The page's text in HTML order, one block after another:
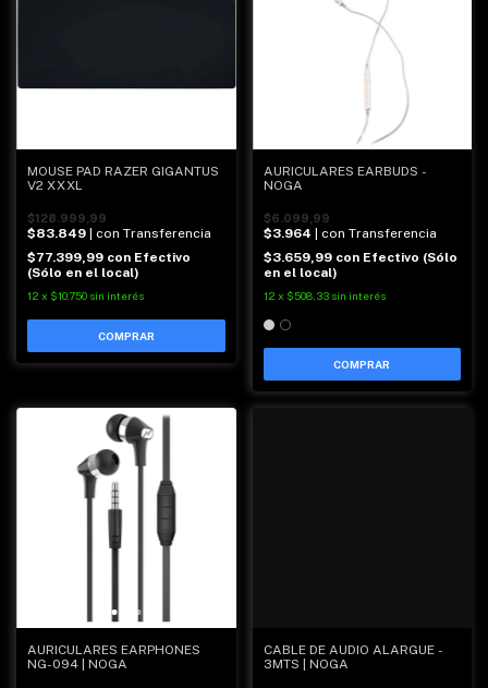
MOUSE PAD RAZER GIGANTUS
V2 XXXL
$128.999,99
$83.849
| con Transferencia
$77.399,99 con Efectivo
(Sólo en el local)
12 x $10.750 sin interés
AURICULARES EARBUDS -
NOGA
$6.099,99
$3.964
| con Transferencia
$3.659,99 con Efectivo (Sólo
en el local)
12 x $508,33 sin interés
COMPRAR
AURICULARES EARPHONES
NG-094 | NOGA
CABLE DE AUDIO ALARGUE -
3MTS | NOGA